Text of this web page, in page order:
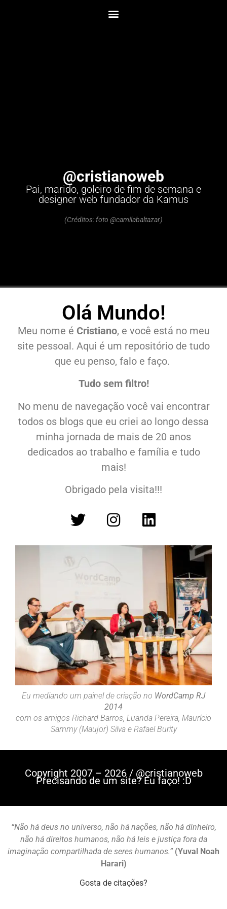
@cristianoweb
Pai, marido, goleiro de fim de semana e
designer web fundador da Kamus
(Créditos: foto @camilabaltazar)
Olá Mundo!
Meu nome é Cristiano, e você está no meu
site pessoal. Aqui é um repositório de tudo
que eu penso, falo e faço.
Tudo sem filtro!
No menu de navegação você vai encontrar
todos os blogs que eu criei ao longo dessa
minha jornada de mais de 20 anos
dedicados ao trabalho e família e tudo
mais!
Obrigado pela visita!!!
Eu mediando um painel de criação no WordCamp RJ
2014
com os amigos Richard Barros, Luanda Pereira, Maurício
Sammy (Maujor) Silva e Rafael Burity
Copyright 2007 – 2026 / @cristianoweb
Precisando de um site? Eu faço! :D
“Não há deus no universo, não há nações, não há dinheiro,
não há direitos humanos, não há leis e justiça fora da
imaginação compartilhada de seres humanos.” (Yuval Noah
Harari)
Gosta de citações?